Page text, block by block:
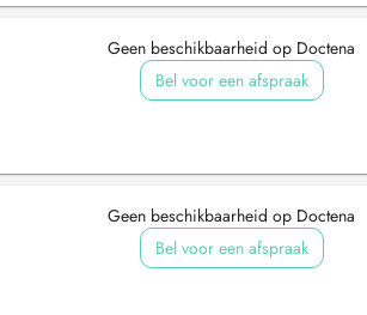
Geen beschikbaarheid op Doctena
Bel voor een afspraak
Geen beschikbaarheid op Doctena
Bel voor een afspraak